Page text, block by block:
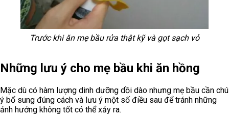
Trước khi ăn mẹ bầu rửa thật kỹ và gọt sạch vỏ
Những lưu ý cho mẹ bầu khi ăn hồng
Mặc dù có hàm lượng dinh dưỡng dồi dào nhưng mẹ bầu cần chú
ý bổ sung đúng cách và lưu ý một số điều sau để tránh những
ảnh hưởng không tốt có thể xảy ra.